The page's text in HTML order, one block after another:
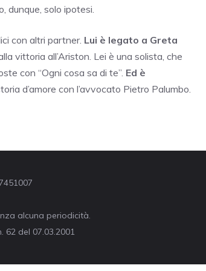
dunque, solo ipotesi.
con altri partner. Lui è legato a Greta
vittoria all’Ariston. Lei è una solista, che
con “Ogni cosa sa di te”. Ed è
d’amore con l’avvocato Pietro Palumbo.
alcuna periodicità.
del 07.03.2001